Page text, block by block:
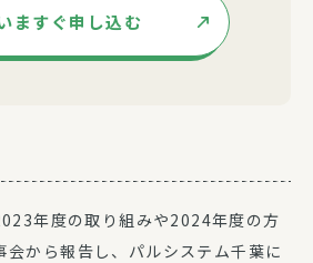
ますぐ申し込む
年度の取り組みや2024年度の方
会から報告し、パルシステム千葉に